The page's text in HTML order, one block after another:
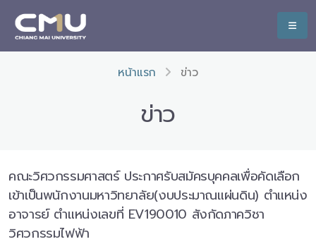
หน้าแรก ข่าว
ข่าว
คณะวิศวกรรมศาสตร์ ประกาศรับสมัครบุคคลเพื่อคัดเลือก
เข้าเป็นพนักงานมหาวิทยาลัย(งบประมาณแผ่นดิน) ตำแหน่ง
อาจารย์ ตำแหน่งเลขที่ EV190010 สังกัดภาควิชา
วิศวกรรมไฟฟ้า